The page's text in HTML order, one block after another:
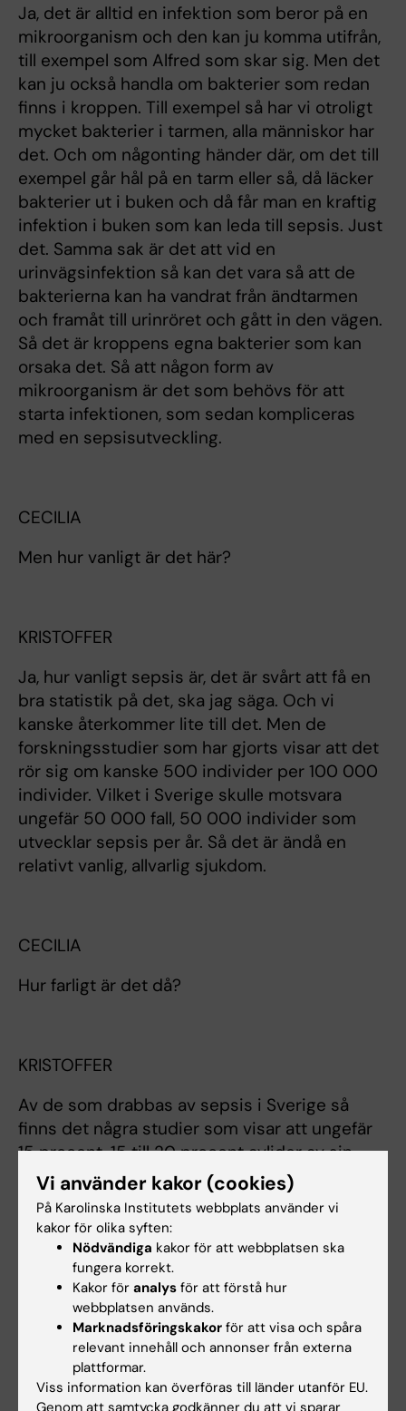
Ja, det är alltid en infektion som beror på en
mikroorganism och den kan ju komma utifrån,
till exempel som Alfred som skar sig. Men det
kan ju också handla om bakterier som redan
finns i kroppen. Till exempel så har vi otroligt
mycket bakterier i tarmen, alla människor har
det. Och om någonting händer där, om det till
exempel går hål på en tarm eller så, då läcker
bakterier ut i buken och då får man en kraftig
infektion i buken som kan leda till sepsis. Just
det. Samma sak är det att vid en
urinvägsinfektion så kan det vara så att de
bakterierna kan ha vandrat från ändtarmen
och framåt till urinröret och gått in den vägen.
Så det är kroppens egna bakterier som kan
orsaka det. Så att någon form av
mikroorganism är det som behövs för att
starta infektionen, som sedan kompliceras
med en sepsisutveckling.
CECILIA
Men hur vanligt är det här?
KRISTOFFER
Ja, hur vanligt sepsis är, det är svårt att få en
bra statistik på det, ska jag säga. Och vi
kanske återkommer lite till det. Men de
forskningsstudier som har gjorts visar att det
rör sig om kanske 500 individer per 100 000
individer. Vilket i Sverige skulle motsvara
ungefär 50 000 fall, 50 000 individer som
utvecklar sepsis per år. Så det är ändå en
relativt vanlig, allvarlig sjukdom.
CECILIA
Hur farligt är det då?
KRISTOFFER
Av de som drabbas av sepsis i Sverige så
finns det några studier som visar att ungefär
15 procent, 15 till 20 procent avlider av sin
sepsis.
CECILIA
Oj! Så det är väldigt farligt?
KRISTOFFER
Vi använder kakor (cookies)
På Karolinska Institutets webbplats använder vi
kakor för olika syften:
Nödvändiga kakor för att webbplatsen ska
fungera korrekt.
Kakor för analys för att förstå hur
webbplatsen används.
Marknadsföringskakor för att visa och spåra
relevant innehåll och annonser från externa
plattformar.
Viss information kan överföras till länder utanför EU.
Genom att samtycka godkänner du att vi sparar